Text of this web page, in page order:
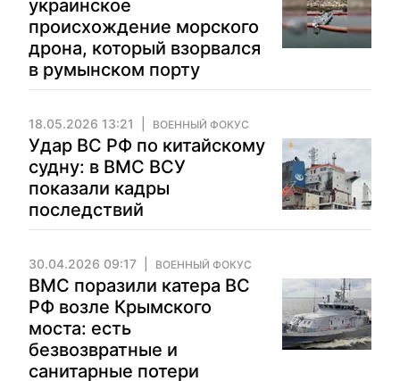
украинское
происхождение морского
дрона, который взорвался
в румынском порту
18.05.2026 13:21 ВОЕННЫЙ ФОКУС
Удар ВС РФ по китайскому
судну: в ВМС ВСУ
показали кадры
последствий
30.04.2026 09:17 ВОЕННЫЙ ФОКУС
ВМС поразили катера ВС
РФ возле Крымского
моста: есть
безвозвратные и
санитарные потери